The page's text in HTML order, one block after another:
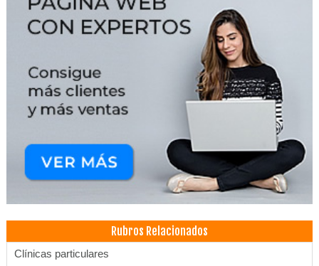
Rubros Relacionados
Clínicas particulares